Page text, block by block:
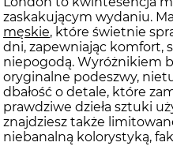
zaskakującym wydaniu.
męskie, które świetnie
dni, zapewniając komfort,
niepogodą. Wyróżnikiem
oryginalne podeszwy,
dbałość o detale, które
prawdziwe dzieła sztuki
znajdziesz także
niebanalną kolorystyką,